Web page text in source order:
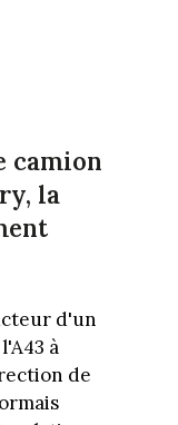
camion
la
d'un
à
de